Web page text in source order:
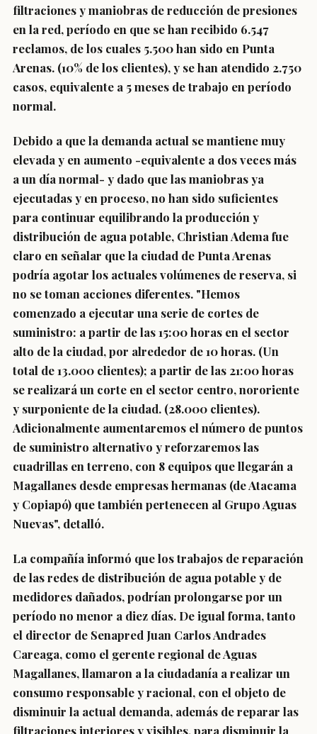
filtraciones y maniobras de reducción de presiones
en la red, período en que se han recibido 6.547
reclamos, de los cuales 5.500 han sido en Punta
Arenas. (10% de los clientes), y se han atendido 2.750
casos, equivalente a 5 meses de trabajo en período
normal.
Debido a que la demanda actual se mantiene muy
elevada y en aumento -equivalente a dos veces más
a un día normal- y dado que las maniobras ya
ejecutadas y en proceso, no han sido suficientes
para continuar equilibrando la producción y
distribución de agua potable, Christian Adema fue
claro en señalar que la ciudad de Punta Arenas
podría agotar los actuales volúmenes de reserva, si
no se toman acciones diferentes. "Hemos
comenzado a ejecutar una serie de cortes de
suministro: a partir de las 15:00 horas en el sector
alto de la ciudad, por alrededor de 10 horas. (Un
total de 13.000 clientes); a partir de las 21:00 horas
se realizará un corte en el sector centro, nororiente
y surponiente de la ciudad. (28.000 clientes).
Adicionalmente aumentaremos el número de puntos
de suministro alternativo y reforzaremos las
cuadrillas en terreno, con 8 equipos que llegarán a
Magallanes desde empresas hermanas (de Atacama
y Copiapó) que también pertenecen al Grupo Aguas
Nuevas", detalló.
La compañía informó que los trabajos de reparación
de las redes de distribución de agua potable y de
medidores dañados, podrían prolongarse por un
período no menor a diez días. De igual forma, tanto
el director de Senapred Juan Carlos Andrades
Careaga, como el gerente regional de Aguas
Magallanes, llamaron a la ciudadanía a realizar un
consumo responsable y racional, con el objeto de
disminuir la actual demanda, además de reparar las
filtraciones interiores y visibles, para disminuir la